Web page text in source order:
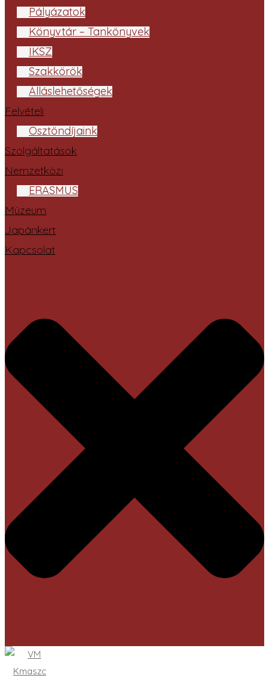
Pályázatok
Könyvtár – Tankönyvek
IKSZ
Szakkörök
Álláslehetőségek
Felvételi
Ösztöndíjaink
Szolgáltatások
Nemzetközi
ERASMUS
Múzeum
Japánkert
Kapcsolat